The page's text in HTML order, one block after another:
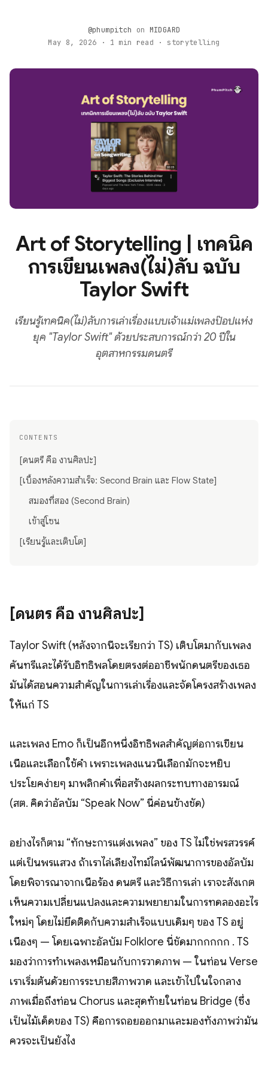
@phumpitch on MIDGARD
May 8, 2026 · 1 min read · storytelling
Art of Storytelling | เทคนิค
การเขียนเพลง(ไม่)ลับ ฉบับ
Taylor Swift
เรียนรู้เทคนิค(ไม่)ลับการเล่าเรื่องแบบเจ้าแม่เพลงป๊อปแห่ง
ยุค "Taylor Swift" ด้วยประสบการณ์กว่า 20 ปีใน
อุตสาหกรรมดนตรี
CONTENTS
[ดนตรี คือ งานศิลปะ]
[เบื้องหลังความสำเร็จ: Second Brain และ Flow State]
สมองที่สอง (Second Brain)
เข้าสู่โซน
[เรียนรู้และเติบโต]
[ดนตรี คือ งานศิลปะ]
Taylor Swift (หลังจากนี้จะเรียกว่า TS) เติบโตมากับเพลง
คันทรีและได้รับอิทธิพลโดยตรงต่ออาชีพนักดนตรีของเธอ
มันได้สอนความสำคัญในการเล่าเรื่องและจัดโครงสร้างเพลง
ให้แก่ TS
และเพลง Emo ก็เป็นอีกหนึ่งอิทธิพลสำคัญต่อการเขียน
เนื้อและเลือกใช้คำ เพราะเพลงแนวนี้เลือกมักจะหยิบ
ประโยคง่ายๆ มาพลิกคำเพื่อสร้างผลกระทบทางอารมณ์
(สต. คิดว่าอัลบัม “Speak Now” นี่ค่อนข้างชัด)
อย่างไรก็ตาม “ทักษะการแต่งเพลง” ของ TS ไม่ใช่พรสวรรค์
แต่เป็นพรแสวง ถ้าเราไล่เลียงไทม์ไลน์พัฒนาการของอัลบัม
โดยพิจารณาจากเนื้อร้อง ดนตรี และวิธีการเล่า เราจะสังเกต
เห็นความเปลี่ยนแปลงและความพยายามในการทดลองอะไร
ใหม่ๆ โดยไม่ยึดติดกับความสำเร็จแบบเดิมๆ ของ TS อยู่
เนืองๆ — โดยเฉพาะอัลบัม Folklore นี่ชัดมากกกกก . TS
มองว่าการทำเพลงเหมือนกับการวาดภาพ — ในท่อน Verse
เราเริ่มต้นด้วยการระบายสีภาพวาด และเข้าไปในใจกลาง
ภาพเมื่อถึงท่อน Chorus และสุดท้ายในท่อน Bridge (ซึ่ง
เป็นไม้เด็ดของ TS) คือการถอยออกมาและมองทั้งภาพว่ามัน
ควรจะเป็นยังไง